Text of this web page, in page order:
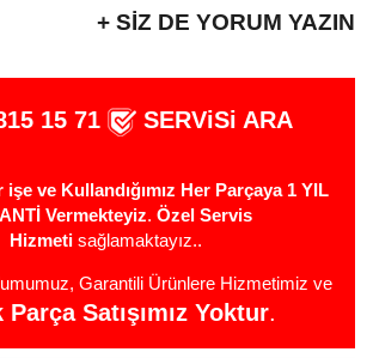
+ SIZ DE YORUM YAZIN
15 71 SERViSi ARA
işe ve Kullandığımız Her Parçaya 1 YIL
Vermekteyiz. Özel Servis
Hizmetisağlamaktayız..
Garantili Ürünlere Hizmetimiz ve
Parça Satışımız Yoktur.